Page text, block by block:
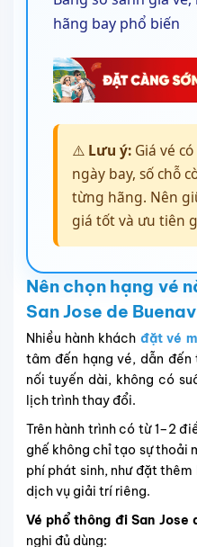
hãng bay phổ biến
⚠️ Lưu ý:Giá vé
ngày bay, số chỗ
từng hãng. Nên
giá tốt và ưu tiên
Nên chọn hạng vé
San Jose de
Nhiều hành khách đặt vé
tâm đến hạng vé, dẫn
nối tuyến dài, không có
lịch trình thay đổi.
Trên hành trình có từ 1–2
ghế không chỉ tạo sự thoải
phí phát sinh, như đặt
dịch vụ giải trí riêng.
Vé phổ thông đi San Jose
nghi đủ dùng: